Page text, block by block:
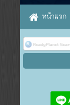
หน้าแรก